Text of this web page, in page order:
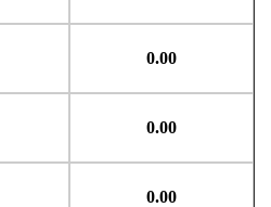
0.00
0.00
0.00